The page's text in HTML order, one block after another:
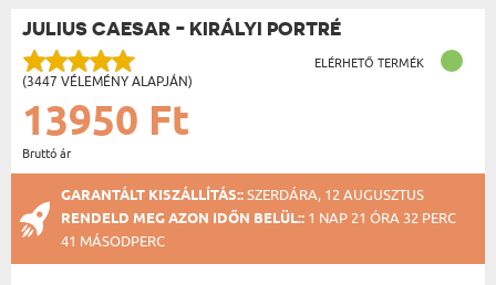
JULIUS CAESAR - KIRÁLYI PORTRÉ
(3447 VÉLEMÉNY ALAPJÁN)
ELÉRHETŐ TERMÉK
13950 Ft
Bruttó ár
GARANTÁLT KISZÁLLÍTÁS::SZERDÁRA, 12 AUGUSZTUS
RENDELD MEG AZON IDŐN BELÜL:: 1 NAP 21 ÓRA 32 PERC
40 MÁSODPERC